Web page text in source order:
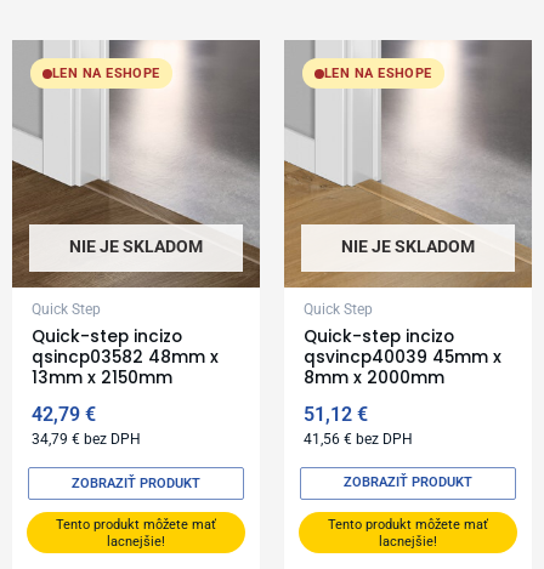
LEN NA ESHOPE
NIE JE SKLADOM
Quick Step
Quick-step incizo
qsincp03582 48mm x
13mm x 2150mm
42,79€
34,79€ bez DPH
Tento produkt môžete mať
lacnejšie!
ZOBRAZIŤ PRODUKT
LEN NA ESHOPE
NIE JE SKLADOM
Quick Step
Quick-step incizo
qsvincp40039 45mm x
8mm x 2000mm
51,12€
41,56€ bez DPH
Tento produkt môžete mať
lacnejšie!
ZOBRAZIŤ PRODUKT